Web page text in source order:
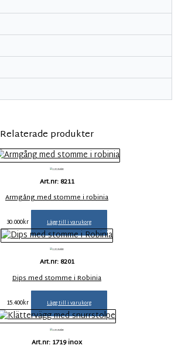
Relaterade produkter
Art.nr: 8211
Armgång med stomme i robinia
30.000kr Lägg till i varukorg
Art.nr: 8201
Dips med stomme i Robinia
15.400kr Lägg till i varukorg
Art.nr: 1719 inox